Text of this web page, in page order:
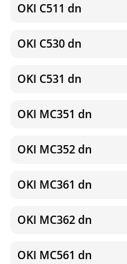
OKI C511 dn
OKI C530 dn
OKI C531 dn
OKI MC351 dn
OKI MC352 dn
OKI MC361 dn
OKI MC362 dn
OKI MC561 dn